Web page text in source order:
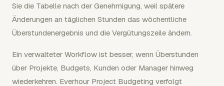
Sie die Tabelle nach der Genehmigung, weil spätere
Änderungen an täglichen Stunden das wöchentliche
Überstundenergebnis und die Vergütungszeile ändern.
Ein verwalteter Workflow ist besser, wenn Überstunden
über Projekte, Budgets, Kunden oder Manager hinweg
wiederkehren. Everhour Project Budgeting verfolgt